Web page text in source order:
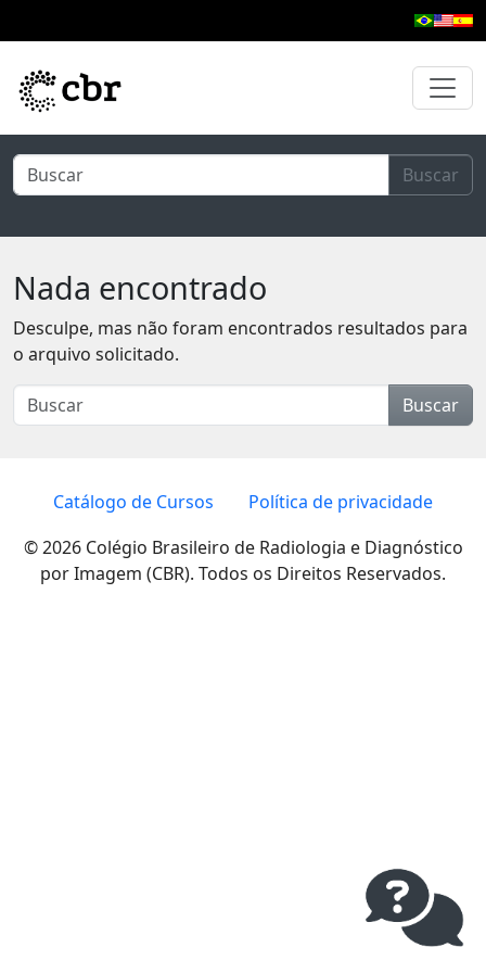
Buscar
Nada encontrado
Desculpe, mas não foram encontrados resultados para
o arquivo solicitado.
Buscar
Catálogo de Cursos
Política de privacidade
© 2026 Colégio Brasileiro de Radiologia e Diagnóstico
por Imagem (CBR). Todos os Direitos Reservados.